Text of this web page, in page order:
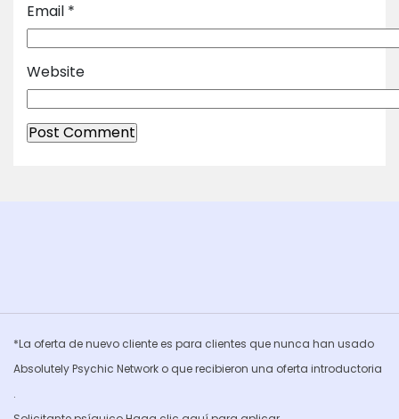
Email *
Website
*La oferta de nuevo cliente es para clientes que nunca han usado
Absolutely Psychic Network o que recibieron una oferta introductoria
.